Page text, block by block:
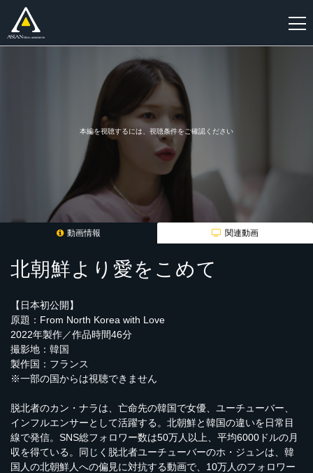
本編を視聴するには、視聴条件をご確認ください
動画情報 関連動画
北朝鮮より愛をこめて
【日本初公開】
原題：From North Korea with Love
2022年製作／作品時間46分
撮影地：韓国
製作国：フランス
※一部の国からは視聴できません
脱北者のカン・ナラは、亡命先の韓国で女優、ユーチューバー、
インフルエンサーとして活躍する。北朝鮮と韓国の違いを日常目
線で発信。SNS総フォロワー数は50万人以上、平均6000ドルの月
収を得ている。同じく脱北者ユーチューバーのホ・ジュンは、韓
国人の北朝鮮人への偏見に対抗する動画で、10万人のフォロワー